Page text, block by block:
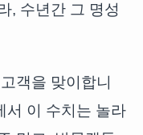
, 수년간 그 명성
객을 맞이합니
서 이 수치는 놀라